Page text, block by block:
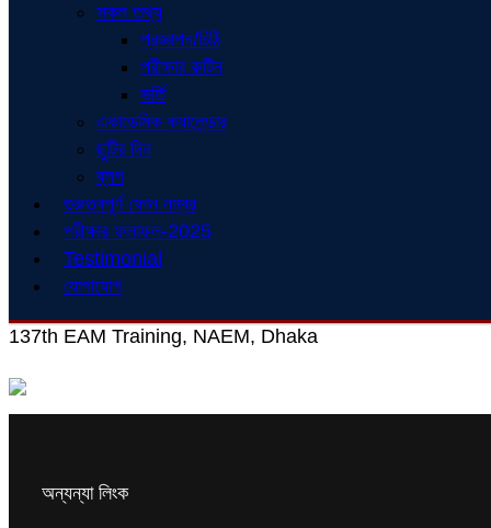
সকল তথ্য
প্রজ্ঞাপন/চিঠি
পরীক্ষার রুটিন
ভর্তি
একাডেমিক ক্যালেন্ডার
ছুটির দিন
ব্লগ
গুরুত্বপূর্ণ ফোন নম্বর
পরীক্ষার ফলাফল-2025
Testimonial
যোগাযোগ
137th EAM Training, NAEM, Dhaka
অন্যন্যা লিংক